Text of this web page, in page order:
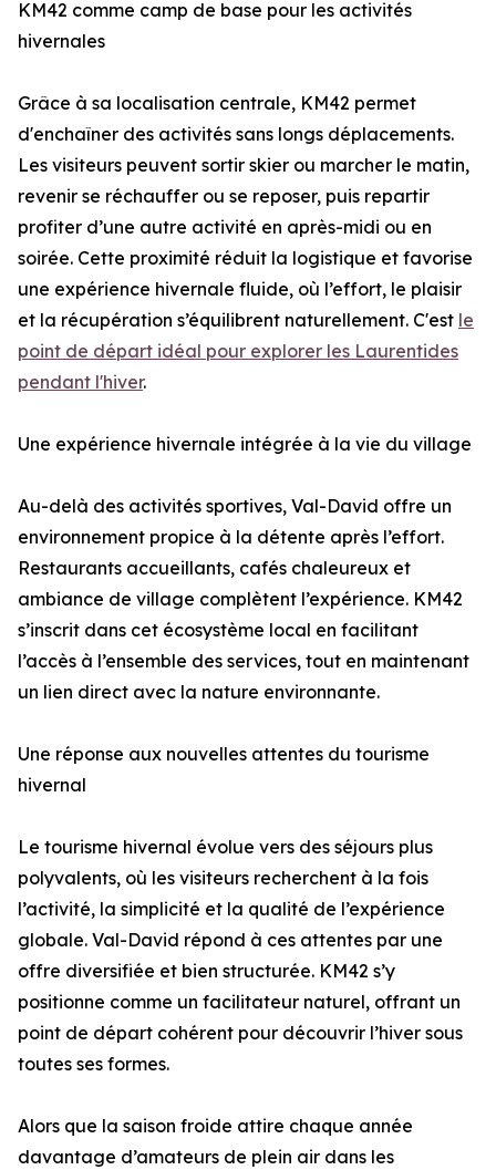
KM42 comme camp de base pour les activités
hivernales
Grâce à sa localisation centrale, KM42 permet
d'enchaîner des activités sans longs déplacements.
Les visiteurs peuvent sortir skier ou marcher le matin,
revenir se réchauffer ou se reposer, puis repartir
profiter d’une autre activité en après-midi ou en
soirée. Cette proximité réduit la logistique et favorise
une expérience hivernale fluide, où l’effort, le plaisir
et la récupération s’équilibrent naturellement. C'est le
point de départ idéal pour explorer les Laurentides
pendant l'hiver.
Une expérience hivernale intégrée à la vie du village
Au-delà des activités sportives, Val-David offre un
environnement propice à la détente après l’effort.
Restaurants accueillants, cafés chaleureux et
ambiance de village complètent l’expérience. KM42
s’inscrit dans cet écosystème local en facilitant
l’accès à l’ensemble des services, tout en maintenant
un lien direct avec la nature environnante.
Une réponse aux nouvelles attentes du tourisme
hivernal
Le tourisme hivernal évolue vers des séjours plus
polyvalents, où les visiteurs recherchent à la fois
l’activité, la simplicité et la qualité de l’expérience
globale. Val-David répond à ces attentes par une
offre diversifiée et bien structurée. KM42 s’y
positionne comme un facilitateur naturel, offrant un
point de départ cohérent pour découvrir l’hiver sous
toutes ses formes.
Alors que la saison froide attire chaque année
davantage d’amateurs de plein air dans les